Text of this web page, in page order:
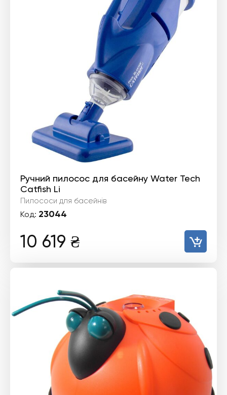
Ручний пилосос для басейну Water Tech
Catfish Li
Пилососи для басейнів
Код: 23044
10 619 ₴